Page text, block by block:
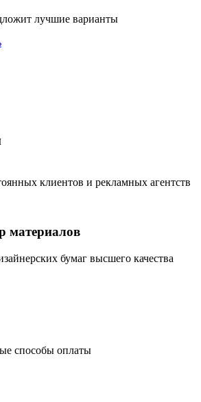
лучшие варианты
клиентов и рекламных агентств
материалов
бумаг высшего качества
способы оплаты